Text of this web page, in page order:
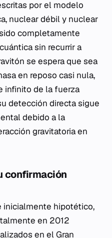
por el modelo
nuclear débil y nuclear
completamente
sin recurrir a
se espera que sea
en reposo casi nula,
infinito de la fuerza
detección directa sigue
debido a la
gravitatoria en
confirmación
inicialmente hipotético,
en 2012
en el Gran